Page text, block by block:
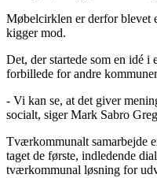
Møbelcirklen er derfor blevet
kigger mod.
Det, der startede som en idé
forbillede for andre
- Vi kan se, at det giver
socialt, siger Mark Sabro
Tværkommunalt samarbejde
taget de første, indledende
tværkommunal løsning for